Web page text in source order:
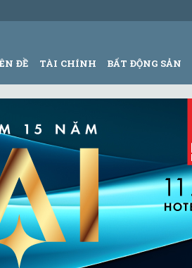
ĐỀ TÀI CHÍNH BẤT ĐỘNG SẢN